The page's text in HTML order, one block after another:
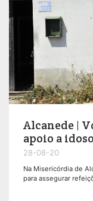
Alcanede |
apoio a
28-08-20
Na Misericórdia de
para assegurar